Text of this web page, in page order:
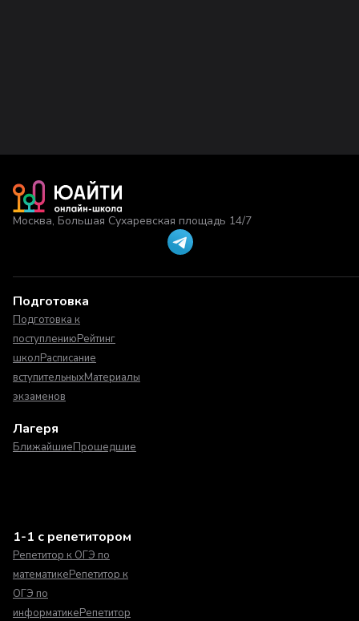
Москва, Большая Сухаревская площадь 14/7
Подготовка
Подготовка к
поступлениюРейтинг
школРасписание
вступительныхМатериалы
экзаменов
Лагеря
БлижайшиеПрошедшие
1-1 с репетитором
Репетитор к ОГЭ по
математикеРепетитор к
ОГЭ по
информатикеРепетитор